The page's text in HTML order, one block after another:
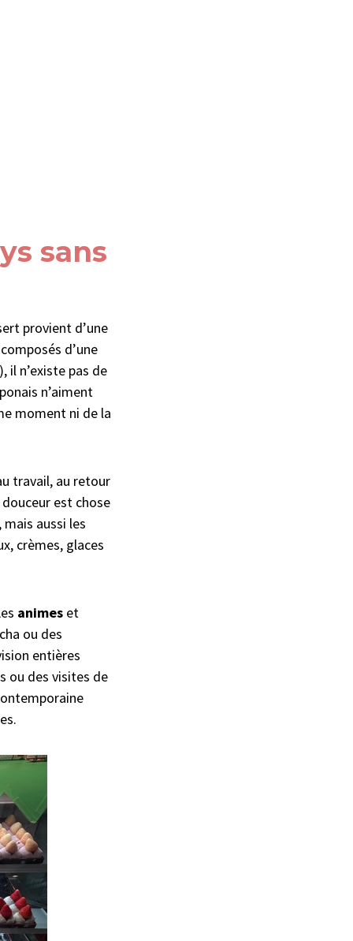
sans
provient d’une
d’une
il n’existe pas de
n’aiment
moment ni de la
travail, au retour
est chose
aussi les
crèmes, glaces
animes et
ou des
entières
ou des visites de